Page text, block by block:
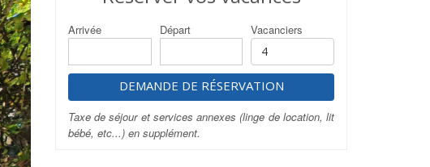
Arrivée Départ Vacanciers
DEMANDE DE RÉSERVATION
Taxe de séjour et services annexes (linge de location, lit
bébé, etc...) en supplément.